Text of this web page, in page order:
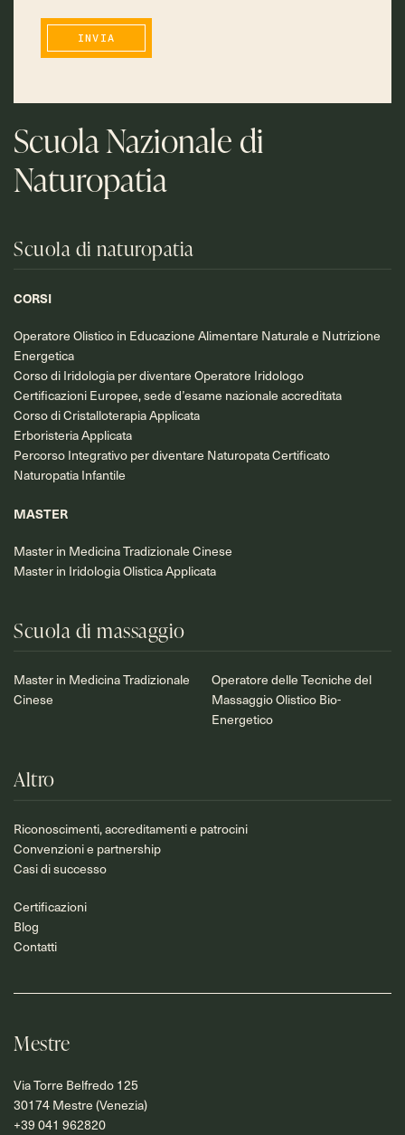
INVIA
Scuola Nazionale di
Naturopatia
Scuola di naturopatia
CORSI
Operatore Olistico in Educazione Alimentare Naturale e Nutrizione
Energetica
Corso di Iridologia per diventare Operatore Iridologo
Certificazioni Europee, sede d’esame nazionale accreditata
Corso di Cristalloterapia Applicata
Erboristeria Applicata
Percorso Integrativo per diventare Naturopata Certificato
Naturopatia Infantile
MASTER
Master in Medicina Tradizionale Cinese
Master in Iridologia Olistica Applicata
Scuola di massaggio
Master in Medicina Tradizionale
Cinese
Operatore delle Tecniche del
Massaggio Olistico Bio-
Energetico
Altro
Riconoscimenti, accreditamenti e patrocini
Convenzioni e partnership
Casi di successo
Certificazioni
Blog
Contatti
Mestre
Via Torre Belfredo 125
30174 Mestre (Venezia)
+39 041 962820